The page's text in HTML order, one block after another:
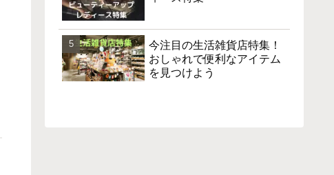
今注目の生活雑貨店特集！
おしゃれで便利なアイテム
を見つけよう